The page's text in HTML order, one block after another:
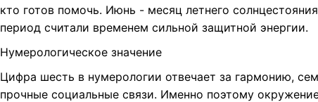
кто готов помочь. Июнь - месяц летнего
период считали временем сильной защитной энергии.
Нумерологическое значение
Цифра шесть в нумерологии отвечает за гармонию,
прочные социальные связи. Именно поэтому